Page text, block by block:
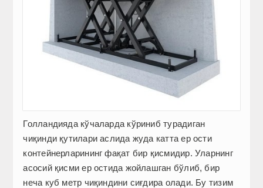
Голландияда кўчаларда кўриниб турадиган
чиқинди қутилари аслида жуда катта ер ости
контейнерларининг фақат бир қисмидир. Уларнинг
асосий қисми ер остида жойлашган бўлиб, бир
неча куб метр чиқиндини сиғдира олади. Бу тизим